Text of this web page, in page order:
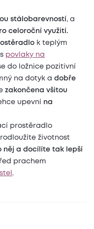
stálobarevností, a
celoroční využití.
k teplým
povlaky na
do ložnice pozitivní
na dotyk adobře
zakončena všitou
upevní na
prostěradlo
životnost
něj a docílíte tak lepší
prachem
.